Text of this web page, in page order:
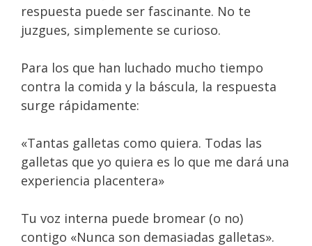
respuesta puede ser fascinante. No te
juzgues, simplemente se curioso.
Para los que han luchado mucho tiempo
contra la comida y la báscula, la respuesta
surge rápidamente:
«Tantas galletas como quiera. Todas las
galletas que yo quiera es lo que me dará una
experiencia placentera»
Tu voz interna puede bromear (o no)
contigo «Nunca son demasiadas galletas».